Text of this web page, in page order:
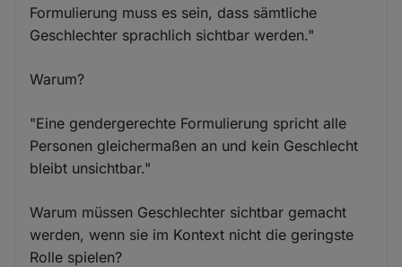
Formulierung muss es sein, dass sämtliche
Geschlechter sprachlich sichtbar werden."
Warum?
"Eine gendergerechte Formulierung spricht alle
Personen gleichermaßen an und kein Geschlecht
bleibt unsichtbar."
Warum müssen Geschlechter sichtbar gemacht
werden, wenn sie im Kontext nicht die geringste
Rolle spielen?